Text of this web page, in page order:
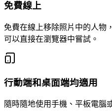
免費線上
免費在線上移除照片中的人物
可以直接在瀏覽器中嘗試。
行動端和桌面端均適用
隨時隨地使用手機、平板電腦